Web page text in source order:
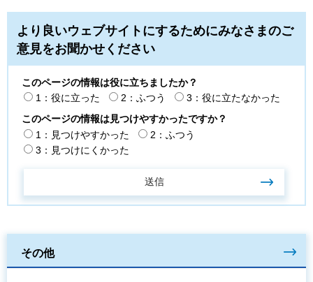
より良いウェブサイトにするためにみなさまのご
意見をお聞かせください
このページの情報は役に立ちましたか？
1：役に立った
2：ふつう
3：役に立たなかった
このページの情報は見つけやすかったですか？
1：見つけやすかった
2：ふつう
3：見つけにくかった
その他